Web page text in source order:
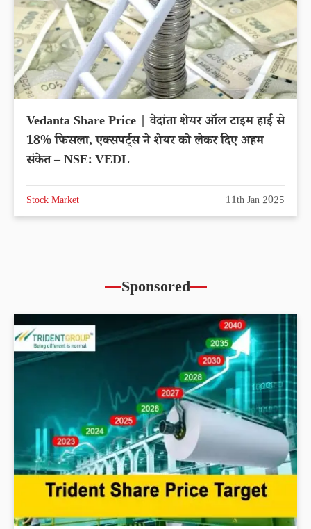
Vedanta Share Price | वेदांता शेयर ऑल टाइम हाई से
18% फिसला, एक्सपर्ट्स ने शेयर को लेकर दिए अहम
संकेत – NSE: VEDL
Stock Market 11th Jan 2025
Sponsored